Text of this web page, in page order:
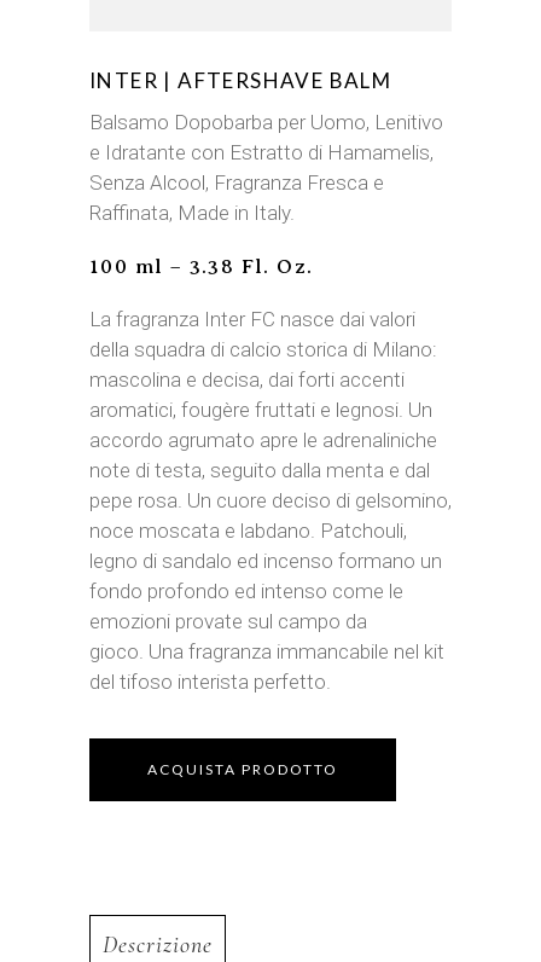
INTER | AFTERSHAVE BALM
Balsamo Dopobarba per Uomo, Lenitivo
e Idratante con Estratto di Hamamelis,
Senza Alcool, Fragranza Fresca e
Raffinata, Made in Italy.
100 ml – 3.38 Fl. Oz.
La fragranza Inter FC nasce dai valori
della squadra di calcio storica di Milano:
mascolina e decisa, dai forti accenti
aromatici, fougère fruttati e legnosi. Un
accordo agrumato apre le adrenaliniche
note di testa, seguito dalla menta e dal
pepe rosa. Un cuore deciso di gelsomino,
noce moscata e labdano. Patchouli,
legno di sandalo ed incenso formano un
fondo profondo ed intenso come le
emozioni provate sul campo da
gioco. Una fragranza immancabile nel kit
del tifoso interista perfetto.
ACQUISTA PRODOTTO
Descrizione